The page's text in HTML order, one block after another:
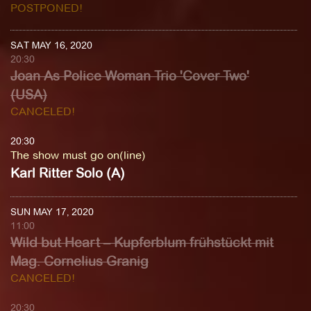
POSTPONED!
SAT MAY 16, 2020
20:30
Joan As Police Woman Trio 'Cover Two'
(USA)
CANCELED!
20:30
The show must go on(line)
Karl Ritter Solo (A)
SUN MAY 17, 2020
11:00
Wild but Heart – Kupferblum frühstückt mit
Mag. Cornelius Granig
CANCELED!
20:30